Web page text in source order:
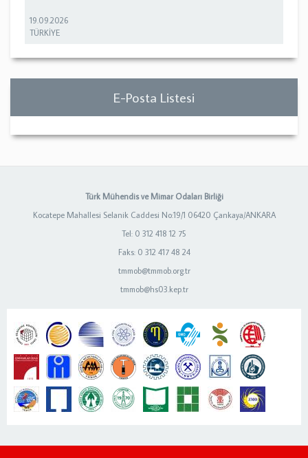
19.09.2026
TÜRKİYE
E-Posta Listesi
Türk Mühendis ve Mimar Odaları Birliği
Kocatepe Mahallesi Selanik Caddesi No:19/1 06420 Çankaya/ANKARA
Tel: 0 312 418 12 75
Faks: 0 312 417 48 24
tmmob@tmmob.org.tr
tmmob@hs03.kep.tr